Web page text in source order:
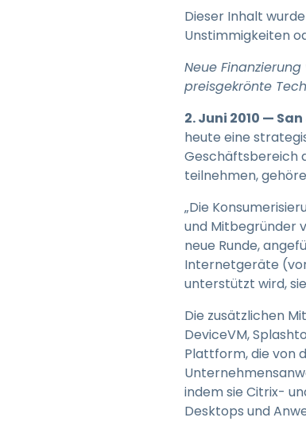
Dieser Inhalt
Unstimmigkeiten
Neue
preisgekrönte
2. Juni 2010 —
heute eine
Geschäftsbereich
teilnehmen,
„Die
und Mitbegründer
neue Runde,
Internetgeräte
unterstützt wird,
Die zusätzlichen
DeviceVM,
Plattform, die von
indem sie Citrix-
Desktops und